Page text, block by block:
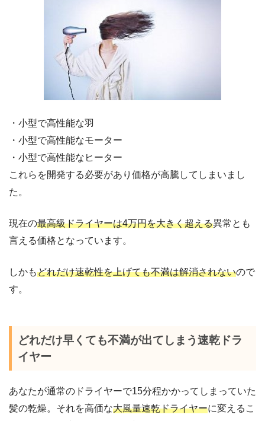
・小型で高性能な羽
・小型で高性能なモーター
・小型で高性能なヒーター
これらを開発する必要があり価格が高騰してしまいまし
た。
現在の最高級ドライヤーは4万円を大きく超える異常とも
言える価格となっています。
しかもどれだけ速乾性を上げても不満は解消されないので
す。
どれだけ早くても不満が出てしまう速乾ドラ
イヤー
あなたが通常のドライヤーで15分程かかってしまっていた
髪の乾燥。それを高価な大風量速乾ドライヤーに変えるこ